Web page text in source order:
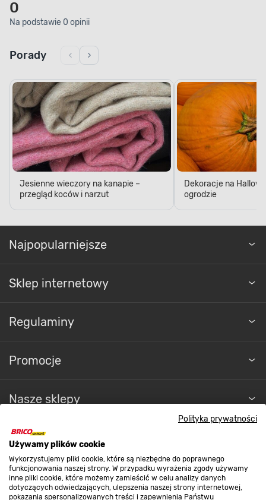
Polityka prywatności
Używamy plików cookie
Wykorzystujemy pliki cookie, które są niezbędne do poprawnego
funkcjonowania naszej strony. W przypadku wyrażenia zgody używamy
inne pliki cookie, które możemy zamieścić w celu analizy danych
dotyczących odwiedzających, ulepszenia naszej strony internetowej,
pokazania spersonalizowanych treści i zapewnienia Państwu
0
Na podstawie 0 opinii
Porady
Jesienne wieczory na kanapie –
przegląd koców i narzut
Dekoracje na
ogrodzie
Najpopularniejsze
Sklep internetowy
Regulaminy
Promocje
Nasze sklepy
O nas
Kontakt do sklepu